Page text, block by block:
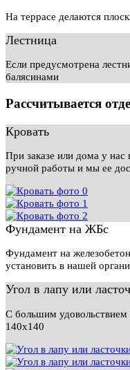
На террасе делаются
Лестница
Если предусмотрена
балясинами
Рассчитывается
Кровать
При заказе или дома у
ручной работы и мы ее
Фундамент на ЖБс
Фундамент на
установить в нашей
Угол в лапу или
С большим удовольствием
140х140